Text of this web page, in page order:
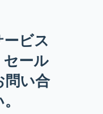
ビス
ール
問い合